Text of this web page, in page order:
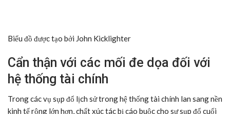
Biểu đồ được tạo bởi John Kicklighter
Cẩn thận với các mối đe dọa đối với
hệ thống tài chính
Trong các vụ sụp đổ lịch sử trong hệ thống tài chính lan sang nền
kinh tế rộng lớn hơn, chất xúc tác bị cáo buộc cho sự sụp đổ cuối